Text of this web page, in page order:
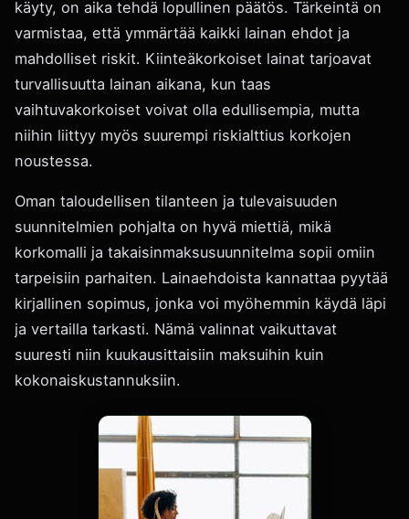
käyty, on aika tehdä lopullinen päätös. Tärkeintä on
varmistaa, että ymmärtää kaikki lainan ehdot ja
mahdolliset riskit. Kiinteäkorkoiset lainat tarjoavat
turvallisuutta lainan aikana, kun taas
vaihtuvakorkoiset voivat olla edullisempia, mutta
niihin liittyy myös suurempi riskialttius korkojen
noustessa.
Oman taloudellisen tilanteen ja tulevaisuuden
suunnitelmien pohjalta on hyvä miettiä, mikä
korkomalli ja takaisinmaksusuunnitelma sopii omiin
tarpeisiin parhaiten. Lainaehdoista kannattaa pyytää
kirjallinen sopimus, jonka voi myöhemmin käydä läpi
ja vertailla tarkasti. Nämä valinnat vaikuttavat
suuresti niin kuukausittaisiin maksuihin kuin
kokonaiskustannuksiin.